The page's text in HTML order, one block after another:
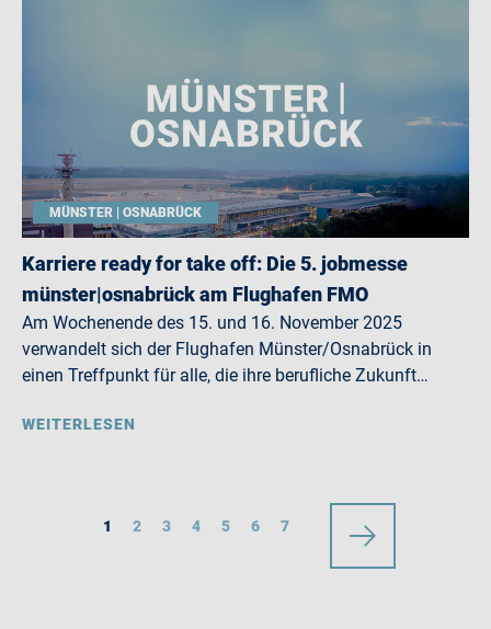
MÜNSTER | OSNABRÜCK
Karriere ready for take off: Die 5. jobmesse
münster|osnabrück am Flughafen FMO
Am Wochenende des 15. und 16. November 2025
verwandelt sich der Flughafen Münster/Osnabrück in
einen Treffpunkt für alle, die ihre berufliche Zukunft…
WEITERLESEN
1 2 3 4 5 6 7